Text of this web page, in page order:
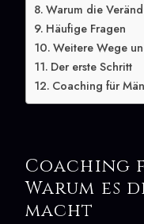
Warum die
Häufige Fragen
Weitere Wege
Der erste Schritt
Coaching für
Coaching
Warum es
macht